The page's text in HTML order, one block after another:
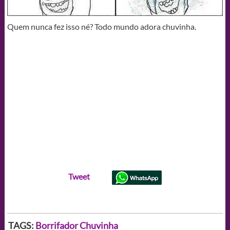
Quem nunca fez isso né? Todo mundo adora chuvinha.
Tweet
TAGS: BorrifadorChuvinha